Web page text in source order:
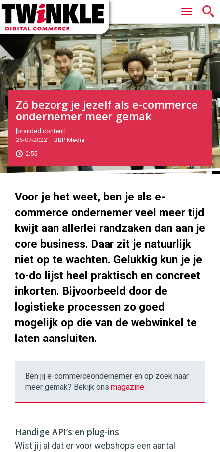
Twinkle
Digital
Commerce
Hoofdmenu
Zó bezorg je jezelf als e-commerce
ondernemer meer gemak
2022-
07-
26T06:00:00
2022-
07-
[branded content]
26-07-2022
BBP Media
2:55
Voor je het weet, ben je als e-
commerce ondernemer veel meer tijd
kwijt aan allerlei randzaken dan aan je
core business. Daar zit je natuurlijk
niet op te wachten. Gelukkig kun je je
to-do lijst heel praktisch en concreet
inkorten. Bijvoorbeeld door de
logistieke processen zo goed
mogelijk op die van de webwinkel te
laten aansluiten.
Ben jij e-commerceondernemer en op zoek naar
meer gemak? Bekijk ons magazine.
Handige API’s en plug-ins
Wist jij al dat er voor webshops een aantal